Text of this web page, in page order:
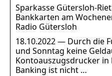
Sparkasse Gütersloh-
Bankkarten am
Radio Gütersloh
18.10.2022 — Durch die
und Sonntag keine
Kontoauszugsdrucker
Banking ist nicht …